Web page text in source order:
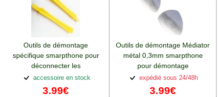
Outils de démontage
spécifique smarpthone pour
déconnecter les
nappes:Accessoires Alcatel
Pop 4 Plus
accessoire en stock
3.99€
Outils de démontage Médiator
métal 0,3mm smarpthone
pour démontage
écran:Accessoires Alcatel Pop
4 Plus
expédié sous 24/48h
3.99€